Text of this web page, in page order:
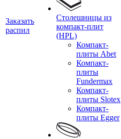
Заказать
распил
Столешницы из
компакт-плит
(HPL)
Компакт-
плиты Abet
Компакт-
плиты
Fundermax
Компакт-
плиты Slotex
Компакт-
плиты Egger